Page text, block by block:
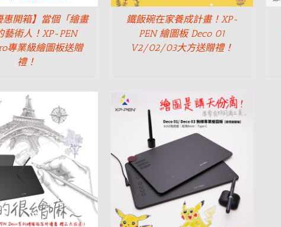
惠開箱】當個「繪畫
藝術人！XP-PEN
專業級繪圖板送贈
禮！
鐵飯碗在家養成計畫！XP-
PEN 繪圖板 Deco 01
V2/02/03大方送贈禮！